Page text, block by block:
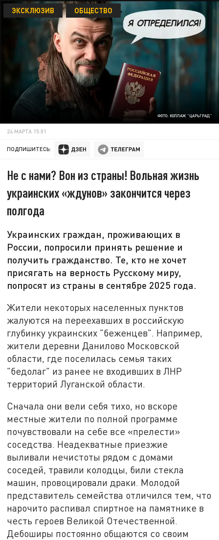
ФОТО: КОЛЛАЖ "ЦАРЬГРАД"
ЭКСКЛЮЗИВ ОБЩЕСТВО
24 МАРТА 15:01
ПОДПИШИТЕСЬ:
Не с нами? Вон из страны! Вольная жизнь
украинских «ждунов» закончится через
полгода
Украинских граждан, проживающих в
России, попросили принять решение и
получить гражданство. Те, кто не хочет
присягать на верность Русскому миру,
попросят из страны в сентябре 2025 года.
Жители некоторых населенных пунктов
жалуются на переехавших в российскую
глубинку украинских "беженцев". Например,
жители деревни Данилово Московской
области, где поселилась семья таких
"бедолаг" из ранее не входивших в ЛНР
территорий Луганской области.
Сначала они вели себя тихо, но вскоре
местные жители по полной программе
почувствовали на себе все «прелести»
соседства. Неадекватные приезжие
выливали нечистоты рядом с домами
соседей, травили колодцы, били стекла
машин, провоцировали драки. Молодой
представитель семейства отличился тем, что
нарочито распивал спиртное на памятнике в
честь героев Великой Отечественной.
Дебоширы постоянно общаются со своим